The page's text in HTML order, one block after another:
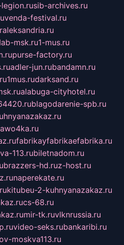
sib-archives.ru
venda-festival.ru
msk.ru1-mus.ru
purse-factory.ru
adler-jun.rubandamn.ru
1mus.rudarksand.ru
alabuga-cityhotel.ru
blagodarenie-spb.ru
fabrikayfabrikaefabrika.ru
113.rubiletnadom.ru
brazzers-hd.ruz-host.ru
naperekate.ru
kitubeu-2-kuhnyanazakaz.ru
cs-68.ru
mir-tk.ruvlknrussia.ru
video-seks.rubankaribi.ru
moskva113.ru